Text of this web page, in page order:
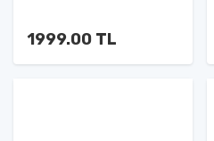
1999.00 TL